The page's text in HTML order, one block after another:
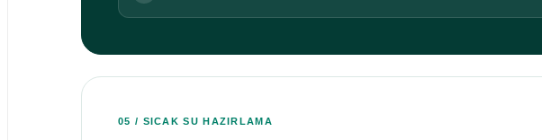
05 / SICAK SU HAZIRLAMA